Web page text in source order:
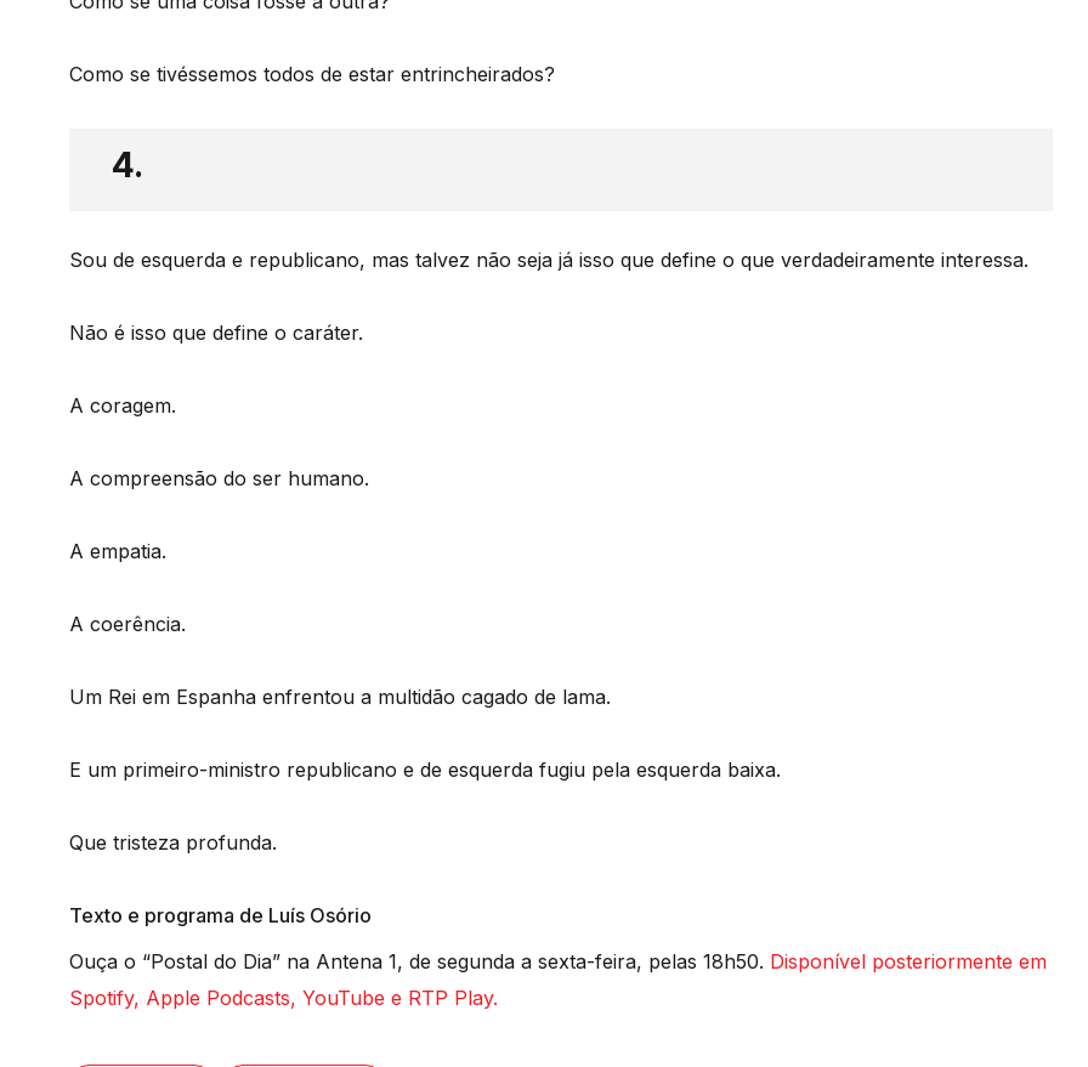
Como se tivéssemos todos de estar entrincheirados?
4.
Sou de esquerda e republicano, mas talvez não seja já isso que define o que verdadeiramente interessa.
Não é isso que define o caráter.
A coragem.
A compreensão do ser humano.
A empatia.
A coerência.
Um Rei em Espanha enfrentou a multidão cagado de lama.
E um primeiro-ministro republicano e de esquerda fugiu pela esquerda baixa.
Que tristeza profunda.
Texto e programa de Luís Osório
Ouça o “Postal do Dia” na Antena 1, de segunda a sexta-feira, pelas 18h50. Disponível posteriormente em
Spotify, Apple Podcasts, YouTube e RTP Play.